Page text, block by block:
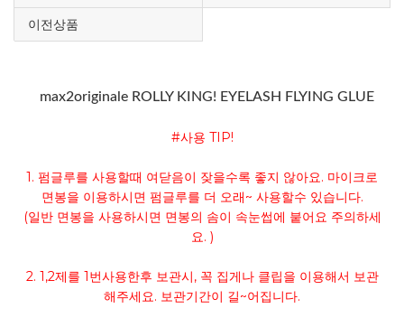
이전상품
max2originale ROLLY KING! EYELASH FLYING GLUE
#사용 TIP!
1. 펌글루를 사용할때 여닫음이 잦을수록 좋지 않아요. 마이크로
면봉을 이용하시면 펌글루를 더 오래~ 사용할수 있습니다.
(일반 면봉을 사용하시면 면봉의 솜이 속눈썹에 붙어요 주의하세
요. )
2. 1,2제를 1번사용한후 보관시, 꼭 집게나 클립을 이용해서 보관
해주세요. 보관기간이 길~어집니다.